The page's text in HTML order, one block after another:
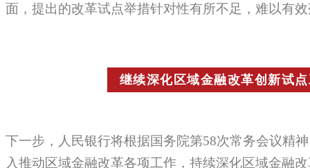
面，提出的改革试点举措针对性有所不足，难以有
继续深化区域金融改革创新试
下一步，人民银行将根据国务院第58次常务会议精
入推动区域金融改革各项工作，持续深化区域金融